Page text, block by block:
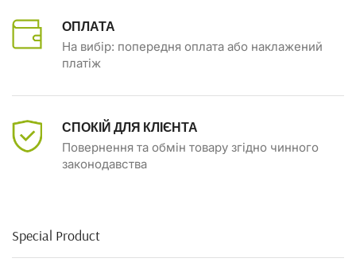
ОПЛАТА
На вибір: попередня оплата або наклажений
платіж
СПОКІЙ ДЛЯ КЛІЄНТА
Повернення та обмін товару згідно чинного
законодавства
Special Product